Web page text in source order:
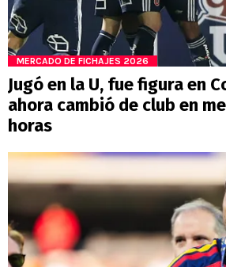
MERCADO DE FICHAJES 2026
Jugó en la U, fue figura en
ahora cambió de club en
horas